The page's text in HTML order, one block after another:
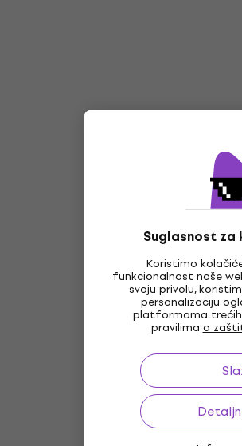
Suglasnost
Koristimo
funkcionalnost naše
svoju privolu,
personalizaciju
platformama trećih
pravilima o